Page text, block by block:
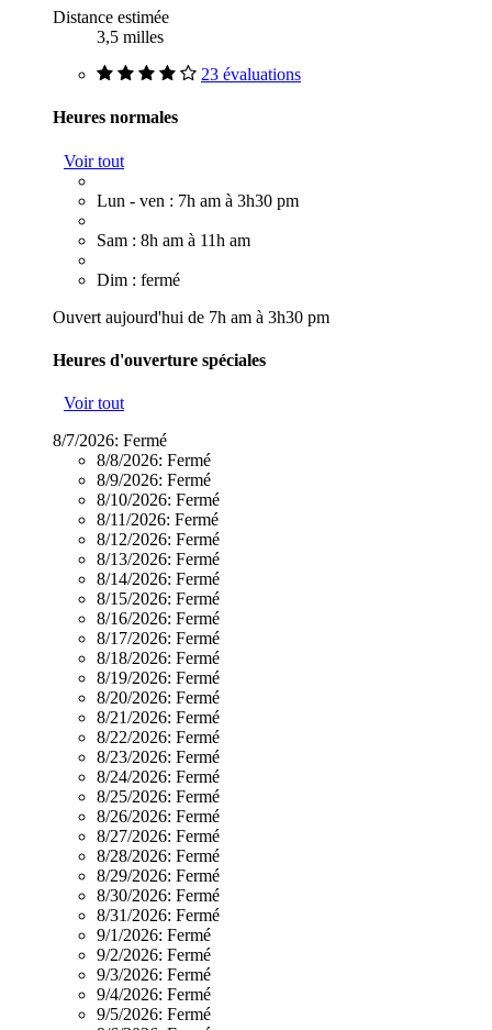
Distance estimée
3,5 milles
23 évaluations
Heures normales
Voir tout
Lun - ven : 7h am à 3h30 pm
Sam : 8h am à 11h am
Dim : fermé
Ouvert aujourd'hui de 7h am à 3h30 pm
Heures d'ouverture spéciales
Voir tout
8/7/2026: Fermé
8/8/2026: Fermé
8/9/2026: Fermé
8/10/2026: Fermé
8/11/2026: Fermé
8/12/2026: Fermé
8/13/2026: Fermé
8/14/2026: Fermé
8/15/2026: Fermé
8/16/2026: Fermé
8/17/2026: Fermé
8/18/2026: Fermé
8/19/2026: Fermé
8/20/2026: Fermé
8/21/2026: Fermé
8/22/2026: Fermé
8/23/2026: Fermé
8/24/2026: Fermé
8/25/2026: Fermé
8/26/2026: Fermé
8/27/2026: Fermé
8/28/2026: Fermé
8/29/2026: Fermé
8/30/2026: Fermé
8/31/2026: Fermé
9/1/2026: Fermé
9/2/2026: Fermé
9/3/2026: Fermé
9/4/2026: Fermé
9/5/2026: Fermé